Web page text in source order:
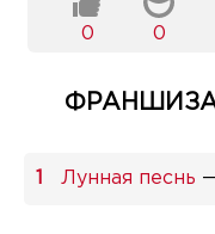
0 0
ФРАНШИЗА
Лунная песнь